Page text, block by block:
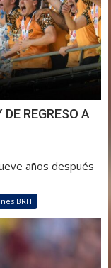
REGRESO A
años después
BRIT